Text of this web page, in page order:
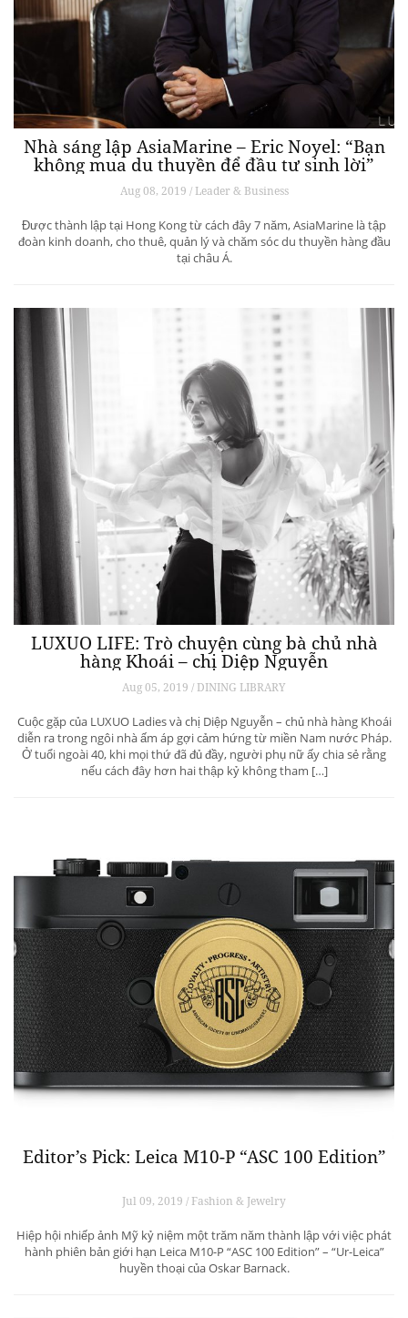
Nhà sáng lập AsiaMarine – Eric Noyel: “Bạn
không mua du thuyền để đầu tư sinh lời”
Aug 08, 2019 / Leader & Business
Được thành lập tại Hong Kong từ cách đây 7 năm, AsiaMarine là tập
đoàn kinh doanh, cho thuê, quản lý và chăm sóc du thuyền hàng đầu
tại châu Á.
LUXUO LIFE: Trò chuyện cùng bà chủ nhà
hàng Khoái – chị Diệp Nguyễn
Aug 05, 2019 / DINING LIBRARY
Cuộc gặp của LUXUO Ladies và chị Diệp Nguyễn – chủ nhà hàng Khoái
diễn ra trong ngôi nhà ấm áp gợi cảm hứng từ miền Nam nước Pháp.
Ở tuổi ngoài 40, khi mọi thứ đã đủ đầy, người phụ nữ ấy chia sẻ rằng
nếu cách đây hơn hai thập kỷ không tham […]
Editor’s Pick: Leica M10-P “ASC 100 Edition”
Jul 09, 2019 / Fashion & Jewelry
Hiệp hội nhiếp ảnh Mỹ kỷ niệm một trăm năm thành lập với việc phát
hành phiên bản giới hạn Leica M10-P “ASC 100 Edition” – “Ur-Leica”
huyền thoại của Oskar Barnack.